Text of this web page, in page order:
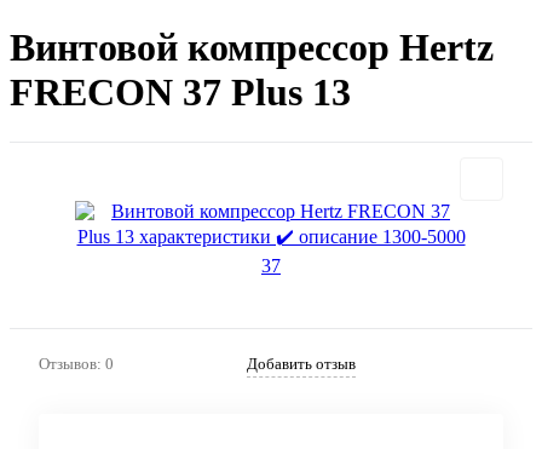
Винтовой компрессор Hertz
FRECON 37 Plus 13
Отзывов: 0 Добавить отзыв